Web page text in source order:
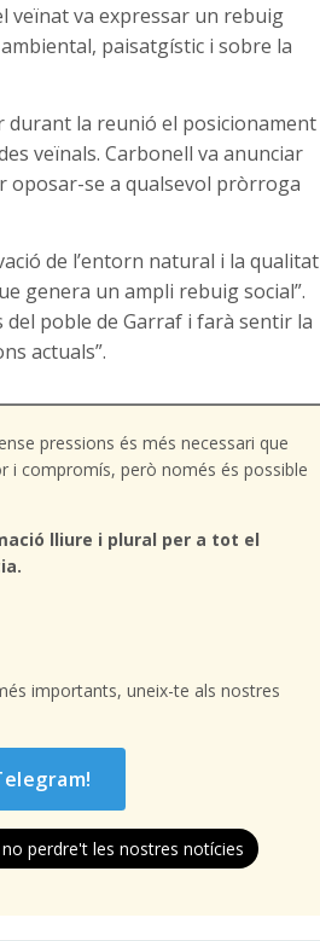
veïnat va expressar un rebuig
paisatgístic i sobre la
durant la reunió el posicionament
veïnals. Carbonell va anunciar
oposar-se a qualsevol pròrroga
de l’entorn natural i la qualitat
genera un ampli rebuig social”.
del poble de Garraf i farà sentir la
actuals”.
pressions és més necessari que
i compromís, però només és possible
lliure i plural per a tot el
importants, uneix-te als nostres
perdre't les nostres notícies